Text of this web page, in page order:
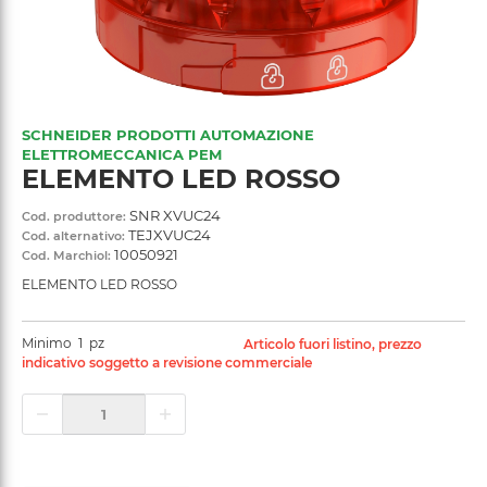
SCHNEIDER PRODOTTI AUTOMAZIONE
ELETTROMECCANICA PEM
ELEMENTO LED ROSSO
Cod. produttore: SNR XVUC24
Cod. alternativo: TEJXVUC24
Cod. Marchiol: 10050921
ELEMENTO LED ROSSO
Minimo 1 pz
Articolo fuori listino, prezzo
indicativo soggetto a revisione commerciale